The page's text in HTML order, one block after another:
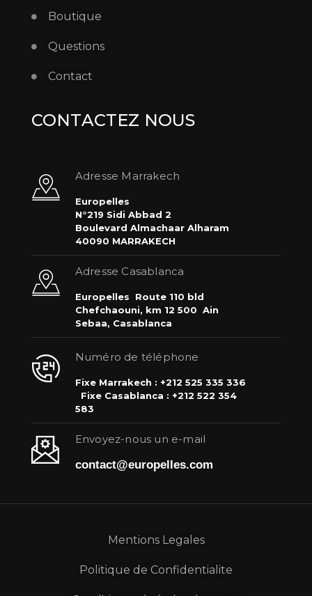
Boutique
Questions
Contact
CONTACTEZ NOUS
Adresse Marrakech
Europelles
N°219 Sidi Abbad 2
Boulevard Almachaar Alharam
40090 MARRAKECH
Adresse Casablanca
Europelles
Route 110 bld
Chefchaouni, km 12 500 Ain
Sebaa, Casablanca
Numéro de téléphone
Fixe Marrakech : +212 525 335 336
Fixe Casablanca : +212 522 354
583
Envoyez-nous un e-mail
contact@europelles.com
Mentions Legales
Politique de Confidentialite